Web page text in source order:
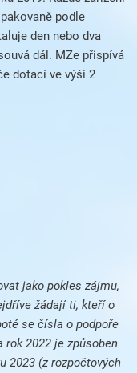
podle
den nebo dva
dál. MZe přispívá
dotací ve výši 2
jako pokles zájmu,
žádají ti, kteří o
se čísla o podpoře
rok 2022 je způsoben
2023 (z rozpočtových